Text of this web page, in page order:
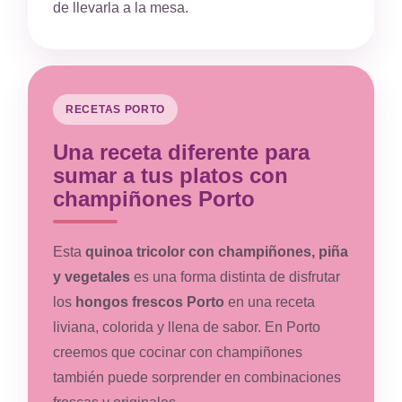
de llevarla a la mesa.
RECETAS PORTO
Una receta diferente para
sumar a tus platos con
champiñones Porto
Esta quinoa tricolor con champiñones, piña
y vegetales es una forma distinta de disfrutar
los hongos frescos Porto en una receta
liviana, colorida y llena de sabor. En Porto
creemos que cocinar con champiñones
también puede sorprender en combinaciones